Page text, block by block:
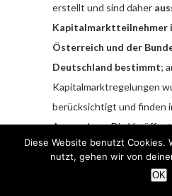
erstellt und sind daher
Kapitalmarktteilnehmer
Österreich und der
Deutschland bestimmt;
Kapitalmarktregelungen
berücksichtigt und finden
Anwendung. Die
dienen ausschließlich zu
und stellen ausdrücklich
dar, sondern sind
Diese Website benutzt Cookies.
nutzt, gehen wir von
OK